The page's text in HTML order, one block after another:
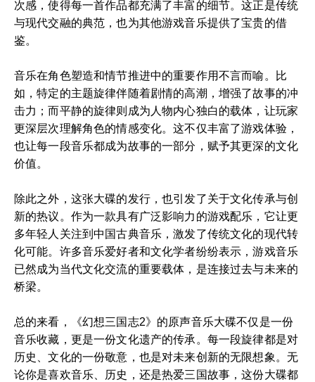
次感，使得每一首作品都充满了丰富的细节。这正是传统
与现代交融的典范，也为其他游戏音乐提供了宝贵的借
鉴。
音乐在角色塑造和情节推进中的重要作用不言而喻。比
如，特定的主题旋律伴随着剧情的高潮，增强了故事的冲
击力；而平静的旋律则成为人物内心独白的载体，让玩家
更深层次理解角色的情感变化。这不仅丰富了游戏体验，
也让每一段音乐都成为故事的一部分，赋予其更深的文化
价值。
除此之外，这张大碟的发行，也引发了关于文化传承与创
新的热议。作为一款具有广泛影响力的游戏配乐，它让更
多年轻人关注到中国古典音乐，激发了传统文化的现代转
化可能。许多音乐爱好者和文化学者纷纷表示，游戏音乐
已然成为当代文化交流的重要载体，是连接过去与未来的
桥梁。
总的来看，《幻想三国志2》的原声音乐大碟不仅是一份
音乐收藏，更是一份文化遗产的传承。每一段旋律都是对
历史、文化的一份敬意，也是对未来创新的无限想象。无
论你是喜欢音乐、历史，还是热爱三国故事，这份大碟都